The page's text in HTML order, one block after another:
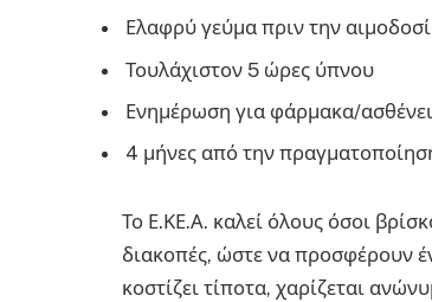
Ελαφρύ γεύμα πριν την
Τουλάχιστον 5 ώρες ύπνου
Ενημέρωση για φάρμακα/
4 μήνες από την
Το Ε.ΚΕ.Α. καλεί όλους όσοι
διακοπές, ώστε να προσφέρουν
κοστίζει τίποτα, χαρίζεται